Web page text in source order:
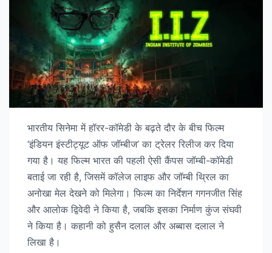
भारतीय सिनेमा में हॉरर-कॉमेडी के बढ़ते दौर के बीच फिल्म
‘इंडियन इंस्टीट्यूट ऑफ जॉम्बीज’ का ट्रेलर रिलीज कर दिया
गया है। यह फिल्म भारत की पहली ऐसी कैंपस जॉम्बी-कॉमेडी
बताई जा रही है, जिसमें कॉलेज लाइफ और जॉम्बी थ्रिल का
अनोखा मेल देखने को मिलेगा। फिल्म का निर्देशन गगनजीत सिंह
और आलोक द्विवेदी ने किया है, जबकि इसका निर्माण कुंज संघवी
ने किया है। कहानी को हुसैन दलाल और अब्बास दलाल ने
लिखा है।